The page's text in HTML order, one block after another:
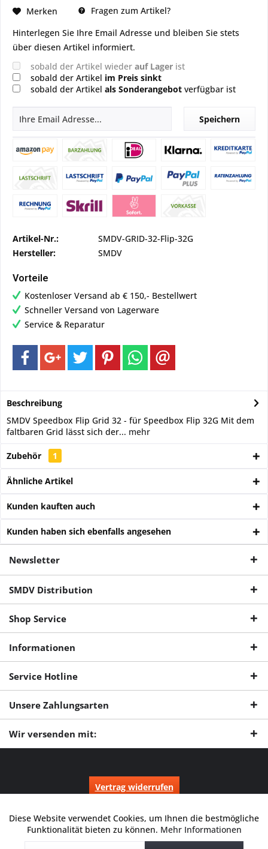
Merken
Fragen zum Artikel?
Hinterlegen Sie Ihre Email Adresse und bleiben Sie stets
über diesen Artikel informiert.
sobald der Artikel wieder auf Lager ist
sobald der Artikel im Preis sinkt
sobald der Artikel als Sonderangebot verfügbar ist
Speichern
Artikel-Nr.:
SMDV-GRID-32-Flip-32G
Hersteller:
SMDV
Vorteile
Kostenloser Versand ab € 150,- Bestellwert
Schneller Versand von Lagerware
Service & Reparatur
Beschreibung
SMDV Speedbox Flip Grid 32 - für Speedbox Flip 32G Mit dem
faltbaren Grid lässt sich der... mehr
Zubehör 1
Ähnliche Artikel
Kunden kauften auch
Kunden haben sich ebenfalls angesehen
Newsletter
SMDV Distribution
Shop Service
Informationen
Service Hotline
Unsere Zahlungsarten
Wir versenden mit:
Vertrag widerrufen
Nachnahmegebühren, wenn nicht anders beschrieben.
Durchgestrichene Preise entsprechen dem niedrigsten Verkaufspreis
der letzten 30 Tage. ** Preise beziehen sich auf einen einmal
geforderten Verkaufspreis. UVP: Unverbindliche Preisempfehlung des
Funktionale Aktiv
Diese Website verwendet Cookies, um Ihnen die bestmögliche
Funktionalität bieten zu können. Mehr Informationen